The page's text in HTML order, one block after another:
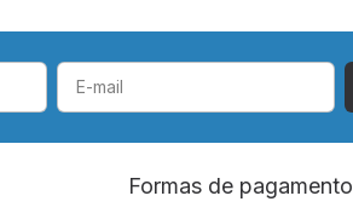
Formas de pagamento